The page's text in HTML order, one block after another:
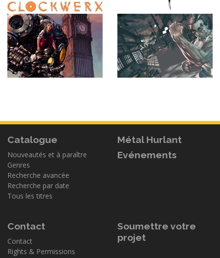
Catalogue
Nouveautés et à paraître
Genres
Recherche avancée
Recherche par date
Tous les titres
Métal Hurlant
Evénements
Contact
Contact
Rights & Permissions
Soumettre votre
projet